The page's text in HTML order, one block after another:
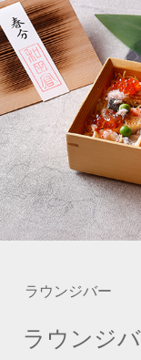
ラウンジバー
ラウンジ